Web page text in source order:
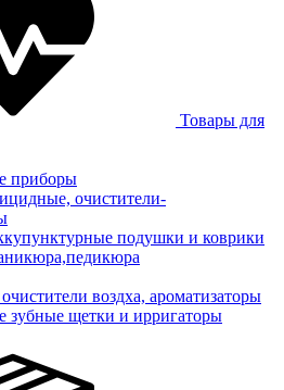
Товары для
приборы
очистители-
подушки и коврики
воздха, ароматизаторы
зубные щетки и ирригаторы